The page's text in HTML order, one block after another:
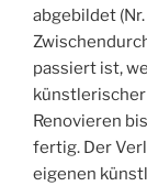
abgebildet
passiert ist,
künstlerischer
Renovieren
fertig. Der
eigenen